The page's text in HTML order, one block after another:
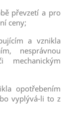
převzetí a pro
ceny;
a vznikla
nesprávnou
mechanickým
opotřebením
vyplývá-li to z